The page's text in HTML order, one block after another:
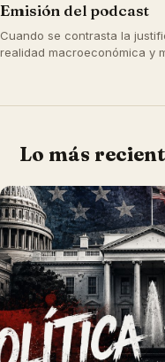
Emisión del podcast
Cuando se contrasta la
realidad macroeconómica y
Lo más